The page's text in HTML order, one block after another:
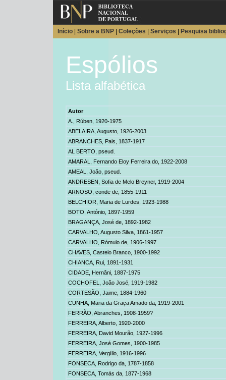
Início Sobre a BNP Coleções Serviços Pesquisa
Espólios
Lista alfabética
Autor
A., Rúben , 1920-1975
ABELAIRA, Augusto, 1926-2003
ABRANCHES, Pais , 1837-1917
AL BERTO, pseud.
AMARAL, Fernando Eloy Ferreira do, 1922-2008
AMEAL, João , pseud.
ANDRESEN, Sofia de Melo Breyner, 1919-2004
ARNOSO, conde de , 1855-1911
BELCHIOR, Maria de Lurdes, 1923-1988
BOTO, António , 1897-1959
BRAGANÇA, José de , 1892-1982
CARVALHO, Augusto Silva , 1861-1957
CARVALHO, Rómulo de, 1906-1997
CHAVES, Castelo Branco, 1900-1992
CHIANCA, Rui, 1891-1931
CIDADE, Hernâni , 1887-1975
COCHOFEL, João José , 1919-1982
CORTESÃO, Jaime , 1884-1960
CUNHA, Maria da Graça Amado da, 1919-2001
FERRÃO, Abranches , 1908-1959?
FERREIRA, Alberto , 1920-2000
FERREIRA, David Mourão, 1927-1996
FERREIRA, José Gomes,
1900-1985
FERREIRA, Vergílio , 1916-1996
FONSECA, Rodrigo da , 1787-1858
FONSECA, Tomás da , 1877-1968